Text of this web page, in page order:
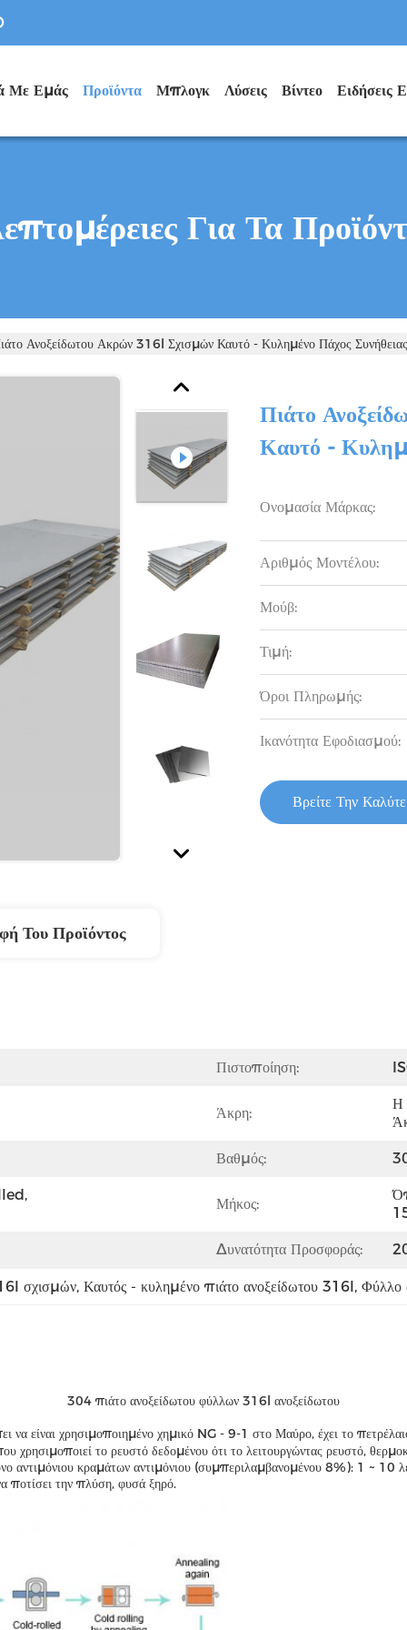
Με Εμάς Προϊόντα Μπλογκ Λύσεις Βίντεο
Για Τα
Ανοξείδωτου Ακρών 316l Σχισμών Καυτό - Κυλημένο Πάχος Συνήθειας
Πιάτο
Καυτό -
Ονομασία Μάρκας:
Αριθμός Μοντέλου:
Μούβ:
Τιμή:
Όροι Πληρωμής:
Ικανότητα Εφοδιασμού:
Βρείτε Την
Του Προϊόντος
Πιστοποίηση:
Άκρη:
Η
Βαθμός:
Μήκος:
Δυνατότητα Προσφοράς:
σχισμών, Καυτός - κυλημένο πιάτο ανοξείδωτου 316l, Φύλλο
304 πιάτο ανοξείδωτου φύλλων 316l ανοξείδωτου
να είναι χρησιμοποιημένο χημικό NG - 9-1 στο Μαύρο, έχει το
χρησιμοποιεί το ρευστό δεδομένου ότι το λειτουργώντας ρευστό,
κραμάτων αντιμόνιου (συμπεριλαμβανομένου 8%): 1 ~ 10
ποτίσει την πλύση, φυσά ξηρό.